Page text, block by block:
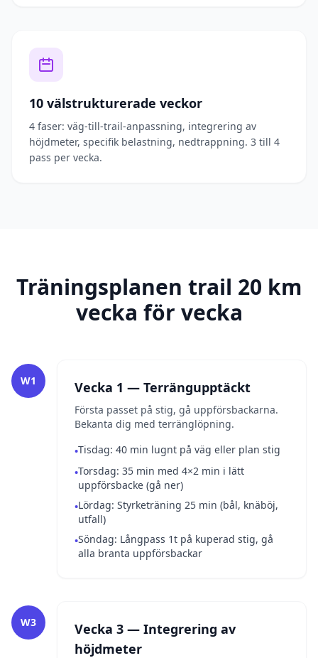
10 välstrukturerade veckor
4 faser: väg-till-trail-anpassning, integrering av
höjdmeter, specifik belastning, nedtrappning. 3 till 4
pass per vecka.
Träningsplanen trail 20 km
vecka för vecka
W1 Vecka 1 — Terrängupptäckt
Första passet på stig, gå uppförsbackarna.
Bekanta dig med terränglöpning.
•Tisdag: 40 min lugnt på väg eller plan stig
•Torsdag: 35 min med 4×2 min i lätt
uppförsbacke (gå ner)
•Lördag: Styrketräning 25 min (bål, knäböj,
utfall)
•Söndag: Långpass 1t på kuperad stig, gå
alla branta uppförsbackar
W3
Vecka 3 — Integrering av
höjdmeter